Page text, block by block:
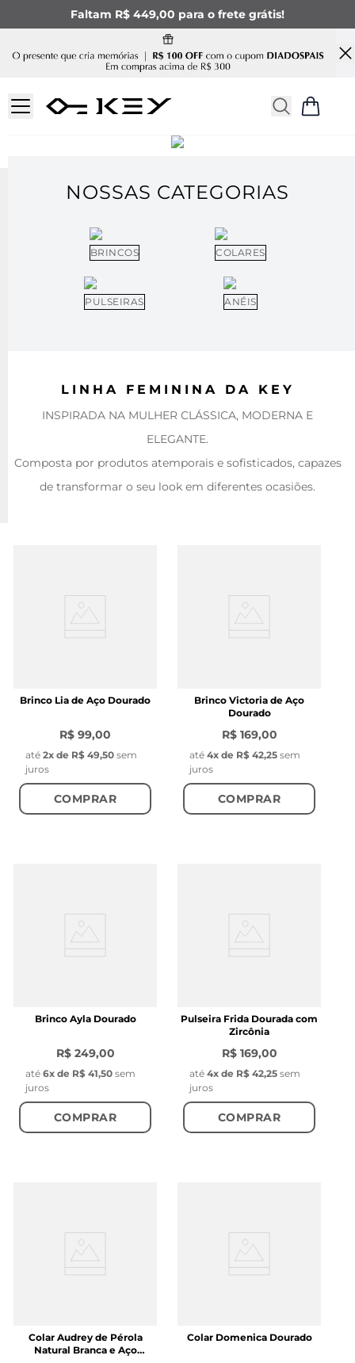
Faltam R$ 449,00 para o frete grátis!
NOSSAS CATEGORIAS
BRINCOS COLARES
PULSEIRAS ANÉIS
LINHA FEMININA DA KEY
INSPIRADA NA MULHER CLÁSSICA, MODERNA E
ELEGANTE.
Composta por produtos atemporais e sofisticados, capazes
de transformar o seu look em diferentes ocasiões.
Brinco Lia de Aço Dourado
R$ 99,00
até 2x de R$ 49,50 sem
juros
COMPRAR
Brinco Victoria de Aço
Dourado
R$ 169,00
até 4x de R$ 42,25 sem
juros
COMPRAR
Brinco Ayla Dourado
R$ 249,00
até 6x de R$ 41,50 sem
juros
COMPRAR
Pulseira Frida Dourada com
Zircônia
R$ 169,00
até 4x de R$ 42,25 sem
juros
COMPRAR
Colar Audrey de Pérola
Natural Branca e Aço
Colar Domenica Dourado